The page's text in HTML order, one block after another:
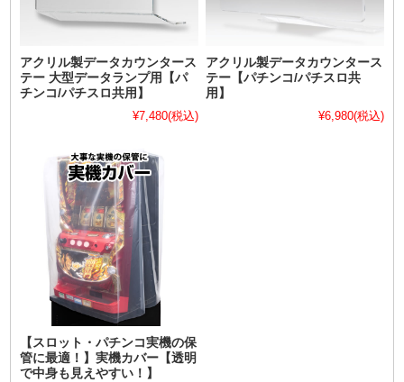
アクリル製データカウンタース
テー 大型データランプ用【パ
チンコ/パチスロ共用】
¥7,480(税込)
アクリル製データカウンタース
テー【パチンコ/パチスロ共
用】
¥6,980(税込)
【スロット・パチンコ実機の保
管に最適！】実機カバー【透明
で中身も見えやすい！】